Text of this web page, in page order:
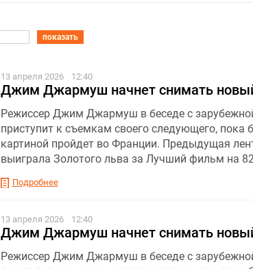
показать
13 апреля 2026 12:40
Джим Джармуш начнет снимать
Режиссер Джим Джармуш в беседе с
приступит к съемкам своего следующего,
картиной пройдет во Франции. Предыдущая
выиграла Золотого льва за Лучший фильм на
Подробнее
13 апреля 2026 12:40
Джим Джармуш начнет снимать
Режиссер Джим Джармуш в беседе с